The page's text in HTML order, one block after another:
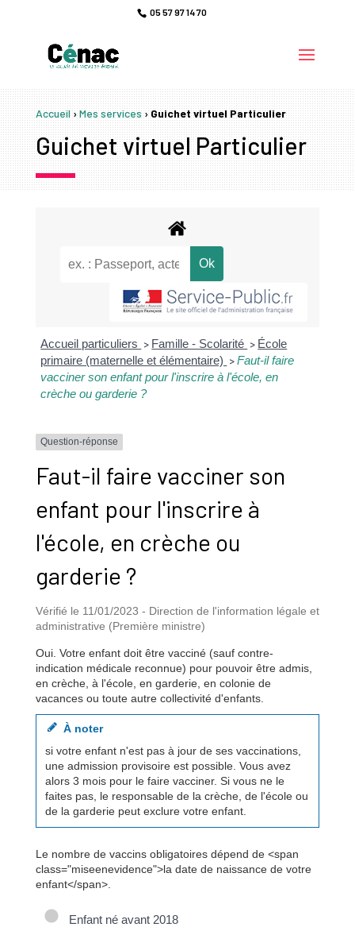
05 57 97 14 70
Accueil›Mes services›Guichet virtuel Particulier
Guichet virtuel Particulier
Accueil particuliers > Famille - Scolarité > École
primaire (maternelle et élémentaire) > Faut-il faire
vacciner son enfant pour l'inscrire à l'école, en
crèche ou garderie ?
Question-réponse
Faut-il faire vacciner son
enfant pour l'inscrire à
l'école, en crèche ou
garderie ?
Vérifié le 11/01/2023 - Direction de l'information légale et
administrative (Première ministre)
Oui. Votre enfant doit être vacciné (sauf contre-
indication médicale reconnue) pour pouvoir être admis,
en crèche, à l'école, en garderie, en colonie de
vacances ou toute autre collectivité d'enfants.
À noter
si votre enfant n'est pas à jour de ses vaccinations,
une admission provisoire est possible. Vous avez
alors 3 mois pour le faire vacciner. Si vous ne le
faites pas, le responsable de la crèche, de l'école ou
de la garderie peut exclure votre enfant.
Le nombre de vaccins obligatoires dépend de <span
class="miseenevidence">la date de naissance de votre
enfant</span>.
Enfant né avant 2018